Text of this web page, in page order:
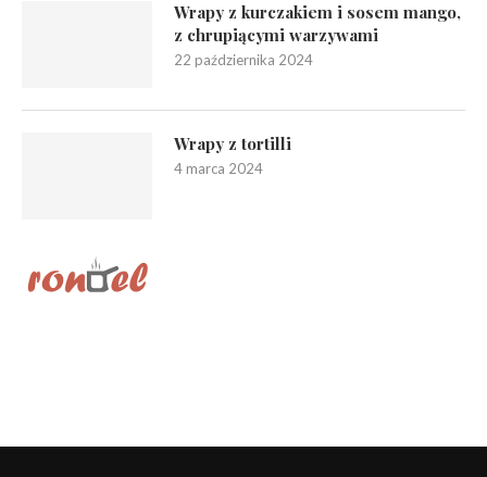
Wrapy z kurczakiem i sosem mango,
z chrupiącymi warzywami
22 października 2024
Wrapy z tortilli
4 marca 2024